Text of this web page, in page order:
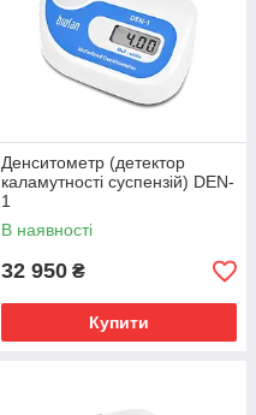
Денситометр (детектор
каламутності суспензій) DEN-
1
В наявності
32 950 ₴
Купити